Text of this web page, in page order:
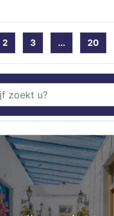
2 3 ... 20